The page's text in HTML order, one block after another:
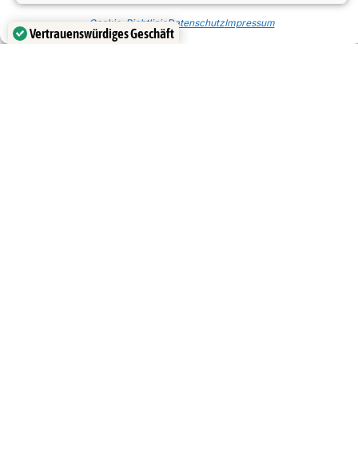
Cookie-RichtlinieDatenschutzImpressum
WEITERLESEN »
Vertrauenswürdiges Geschäft